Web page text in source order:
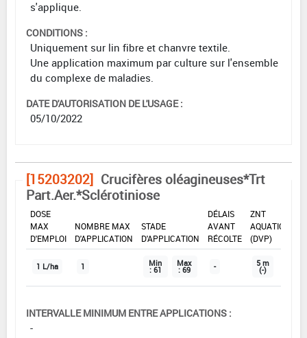
s'applique.
CONDITIONS :
Uniquement sur lin fibre et chanvre textile.
Une application maximum par culture sur l'ensemble
du complexe de maladies.
DATE D'AUTORISATION DE L'USAGE :
05/10/2022
[15203202] Crucifères oléagineuses*Trt
Part.Aer.*Sclérotiniose
DOSE
MAX
D'EMPLOI
NOMBRE MAX
D'APPLICATION
STADE
D'APPLICATION
DÉLAIS
AVANT
RÉCOLTE
ZNT
AQUATIQUE
(DVP)
1 L/ha 1 Min
: 61
Max
: 69 - 5 m
(-)
INTERVALLE MINIMUM ENTRE APPLICATIONS :
-